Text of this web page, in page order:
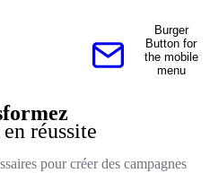
Contactez-nous
Burger
Button for
the mobile
menu
réussite
pour créer des campagnes